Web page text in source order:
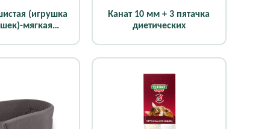
(игрушка
мягкая
Канат 10 мм + 3 пятачка
диетических